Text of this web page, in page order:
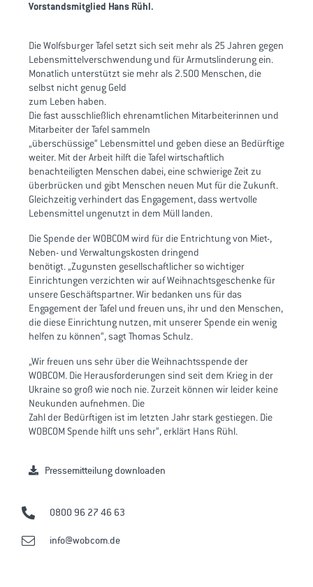
Vorstandsmitglied Hans Rühl.
Die Wolfsburger Tafel setzt sich seit mehr als 25 Jahren gegen
Lebensmittelverschwendung und für Armutslinderung ein.
Monatlich unterstützt sie mehr als 2.500 Menschen, die
selbst nicht genug Geld
zum Leben haben.
Die fast ausschließlich ehrenamtlichen Mitarbeiterinnen und
Mitarbeiter der Tafel sammeln
„überschüssige“ Lebensmittel und geben diese an Bedürftige
weiter. Mit der Arbeit hilft die Tafel wirtschaftlich
benachteiligten Menschen dabei, eine schwierige Zeit zu
überbrücken und gibt Menschen neuen Mut für die Zukunft.
Gleichzeitig verhindert das Engagement, dass wertvolle
Lebensmittel ungenutzt in dem Müll landen.
Die Spende der WOBCOM wird für die Entrichtung von Miet-,
Neben- und Verwaltungskosten dringend
benötigt. „Zugunsten gesellschaftlicher so wichtiger
Einrichtungen verzichten wir auf Weihnachtsgeschenke für
unsere Geschäftspartner. Wir bedanken uns für das
Engagement der Tafel und freuen uns, ihr und den Menschen,
die diese Einrichtung nutzen, mit unserer Spende ein wenig
helfen zu können“, sagt Thomas Schulz.
„Wir freuen uns sehr über die Weihnachtsspende der
WOBCOM. Die Herausforderungen sind seit dem Krieg in der
Ukraine so groß wie noch nie. Zurzeit können wir leider keine
Neukunden aufnehmen. Die
Zahl der Bedürftigen ist im letzten Jahr stark gestiegen. Die
WOBCOM Spende hilft uns sehr“, erklärt Hans Rühl.
Pressemitteilung downloaden
0800 96 27 46 63
info@wobcom.de